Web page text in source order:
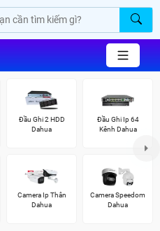
Đầu Ghi 2 HDD
Dahua
Đầu Ghi Ip 64
Kênh Dahua
Camera Ip Thân
Dahua
Camera Speedom
Dahua